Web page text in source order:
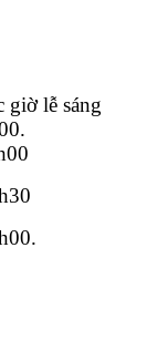
lễ sáng